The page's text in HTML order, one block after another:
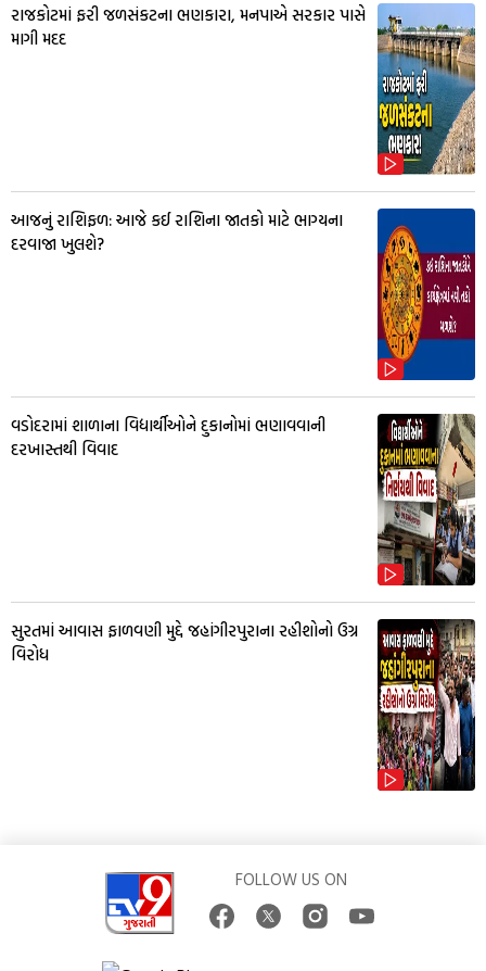
રાજકોટમાં ફરી જળસંકટના ભણકારા, મનપાએ સરકાર પાસે
માગી મદદ
આજનું રાશિફળ: આજે કઈ રાશિના જાતકો માટે ભાગ્યના
દરવાજા ખુલશે?
વડોદરામાં શાળાના વિદ્યાર્થીઓને દુકાનોમાં ભણાવવાની
દરખાસ્તથી વિવાદ
સુરતમાં આવાસ ફાળવણી મુદ્દે જહાંગીરપુરાના રહીશોનો ઉગ્ર
વિરોધ
FOLLOW US ON